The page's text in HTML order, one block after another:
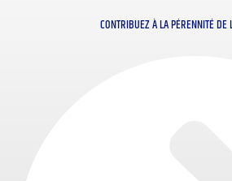
CONTRIBUEZ À LA PÉRENNITÉ DE